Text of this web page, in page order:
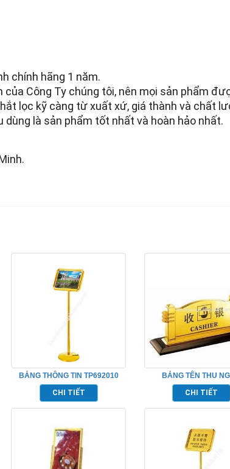
chính hãng 1 năm.
Công Ty chúng tôi, nên mọi sản phẩm
lọc kỹ càng từ xuất xứ, giá thành và chất
là sản phẩm tốt nhất và hoàn hảo nhất.
BẢNG THÔNG TIN TP692010
CHI TIẾT
BẢNG TÊN THU
TP692004
CHI TIẾT